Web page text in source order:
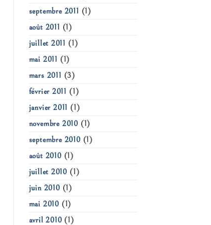
septembre 2011 (1)
août 2011 (1)
juillet 2011 (1)
mai 2011 (1)
mars 2011 (3)
février 2011 (1)
janvier 2011 (1)
novembre 2010 (1)
septembre 2010 (1)
août 2010 (1)
juillet 2010 (1)
juin 2010 (1)
mai 2010 (1)
avril 2010 (1)